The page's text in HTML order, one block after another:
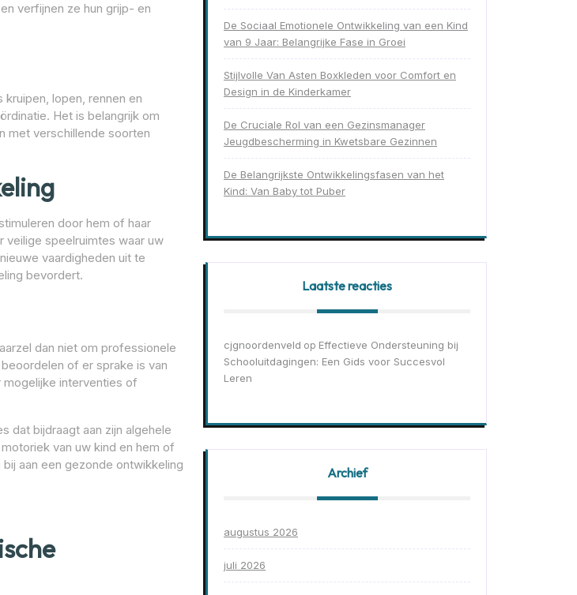
verfijnen ze hun grijp- en
lopen, rennen en
Het is belangrijk om
met verschillende soorten
door hem of haar
speelruimtes waar uw
vaardigheden uit te
bevordert.
dan niet om professionele
of er sprake is van
interventies of
dat bijdraagt aan zijn algehele
van uw kind en hem of
aan een gezonde ontwikkeling
De Sociaal Emotionele Ontwikkeling van een Kind
van 9 Jaar: Belangrijke Fase in Groei
Stijlvolle Van Asten Boxkleden voor Comfort en
Design in de Kinderkamer
De Cruciale Rol van een Gezinsmanager
Jeugdbescherming in Kwetsbare Gezinnen
De Belangrijkste Ontwikkelingsfasen van het
Kind: Van Baby tot Puber
Laatste reacties
cjgnoordenveld op Effectieve Ondersteuning bij
Schooluitdagingen: Een Gids voor Succesvol
Leren
Archief
augustus 2026
juli 2026